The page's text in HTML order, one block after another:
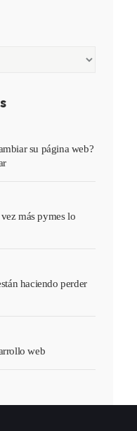
su página web?
más pymes lo
haciendo perder
web